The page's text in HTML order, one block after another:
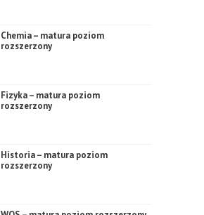
Chemia – matura poziom
rozszerzony
Fizyka – matura poziom
rozszerzony
Historia – matura poziom
rozszerzony